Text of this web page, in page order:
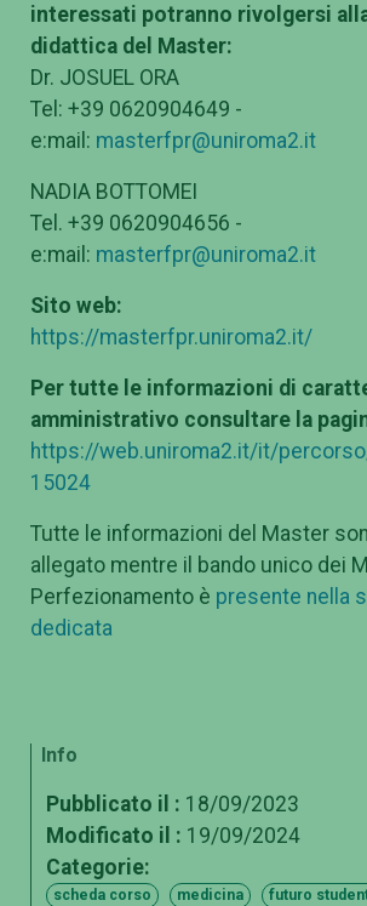
interessati potranno rivolgersi
didattica del Master:
Dr. JOSUEL ORA
Tel: +39 0620904649 -
e:mail: masterfpr@uniroma2.it
NADIA BOTTOMEI
Tel. +39 0620904656 -
e:mail: masterfpr@uniroma2.it
Sito web:
https://masterfpr.uniroma2.it/
Per tutte le informazioni di
amministrativo consultare la
https://web.uniroma2.it/it/
15024
Tutte le informazioni del Master
allegato mentre il bando unico dei
Perfezionamento è presente nella
dedicata
Info
Pubblicato il : 18/09/2023
Modificato il : 19/09/2024
Categorie:
scheda corso medicina futuro